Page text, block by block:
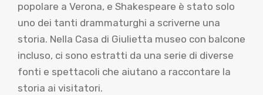
popolare a Verona, e Shakespeare è stato solo
uno dei tanti drammaturghi a scriverne una
storia. Nella Casa di Giulietta museo con balcone
incluso, ci sono estratti da una serie di diverse
fonti e spettacoli che aiutano a raccontare la
storia ai visitatori.